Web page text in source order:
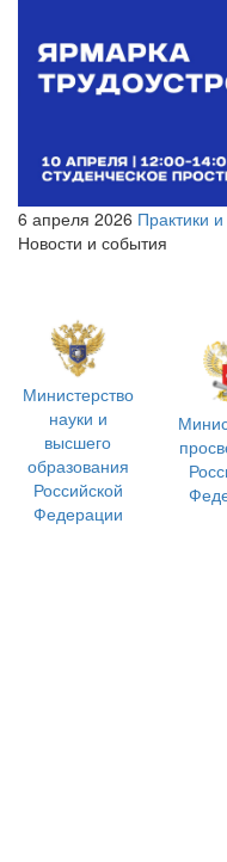
6 апреля 2026 Практики
Новости и события
Министерство
науки и
высшего
образования
Российской
Федерации